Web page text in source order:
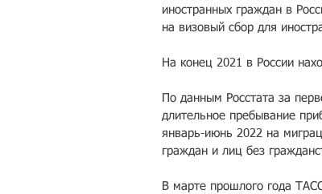
иностранных граждан в
на визовый сбор для
На конец 2021 в России
По данным Росстата за
длительное пребывание
январь-июнь 2022 на
граждан и лиц без
В марте прошлого года